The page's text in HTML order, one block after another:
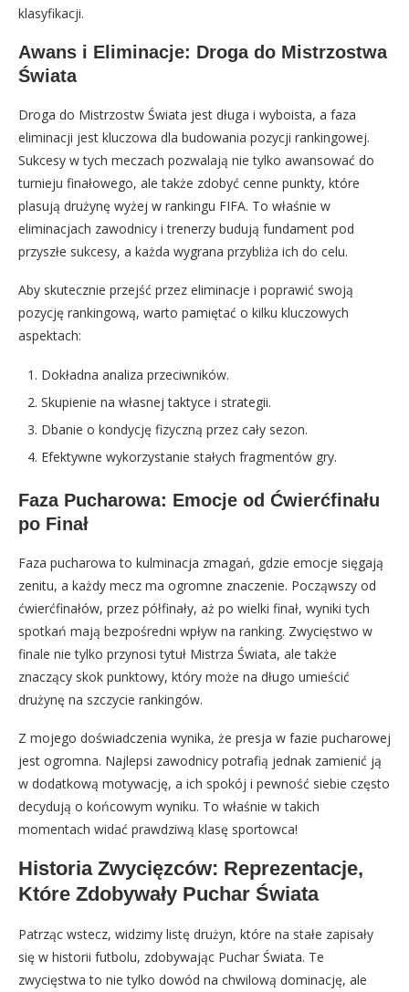
klasyfikacji.
Awans i Eliminacje: Droga do Mistrzostwa
Świata
Droga do Mistrzostw Świata jest długa i wyboista, a faza
eliminacji jest kluczowa dla budowania pozycji rankingowej.
Sukcesy w tych meczach pozwalają nie tylko awansować do
turnieju finałowego, ale także zdobyć cenne punkty, które
plasują drużynę wyżej w rankingu FIFA. To właśnie w
eliminacjach zawodnicy i trenerzy budują fundament pod
przyszłe sukcesy, a każda wygrana przybliża ich do celu.
Aby skutecznie przejść przez eliminacje i poprawić swoją
pozycję rankingową, warto pamiętać o kilku kluczowych
aspektach:
Dokładna analiza przeciwników.
Skupienie na własnej taktyce i strategii.
Dbanie o kondycję fizyczną przez cały sezon.
Efektywne wykorzystanie stałych fragmentów gry.
Faza Pucharowa: Emocje od Ćwierćfinału
po Finał
Faza pucharowa to kulminacja zmagań, gdzie emocje sięgają
zenitu, a każdy mecz ma ogromne znaczenie. Począwszy od
ćwierćfinałów, przez półfinały, aż po wielki finał, wyniki tych
spotkań mają bezpośredni wpływ na ranking. Zwycięstwo w
finale nie tylko przynosi tytuł Mistrza Świata, ale także
znaczący skok punktowy, który może na długo umieścić
drużynę na szczycie rankingów.
Z mojego doświadczenia wynika, że presja w fazie pucharowej
jest ogromna. Najlepsi zawodnicy potrafią jednak zamienić ją
w dodatkową motywację, a ich spokój i pewność siebie często
decydują o końcowym wyniku. To właśnie w takich
momentach widać prawdziwą klasę sportowca!
Historia Zwycięzców: Reprezentacje,
Które Zdobywały Puchar Świata
Patrząc wstecz, widzimy listę drużyn, które na stałe zapisały
się w historii futbolu, zdobywając Puchar Świata. Te
zwycięstwa to nie tylko dowód na chwilową dominację, ale